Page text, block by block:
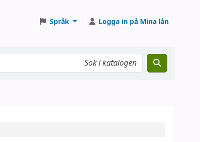
Språk Logga in på Mina lån